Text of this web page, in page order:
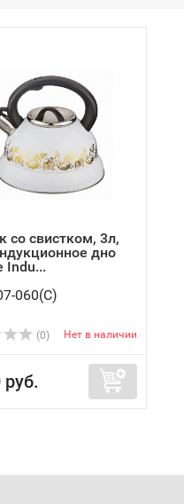
со свистком, 3л,
дно
Indu...
060(C)
(0) Нет в наличии
руб.